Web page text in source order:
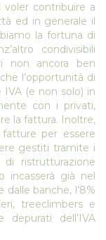
voler contribuire a
ed in generale il
la fortuna di
condivisibili
non ancora ben
l’opportunità di
(e non solo) in
con i privati,
la fattura. Inoltre,
per essere
gestiti tramite i
ristrutturazione
incasserà già nel
banche, l’8%
treeclimbers e
dell’IVA